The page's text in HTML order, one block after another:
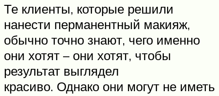
Те клиенты, которые решили
нанести перманентный макияж,
обычно точно знают, чего именно
они хотят – они хотят, чтобы
результат выглядел
красиво. Однако они могут не иметь